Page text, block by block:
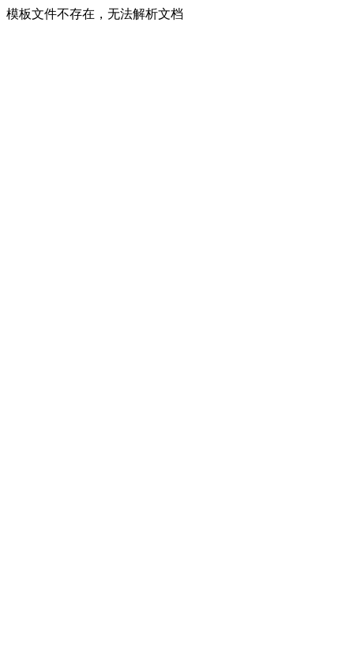
模板文件不存在，无法解析文档